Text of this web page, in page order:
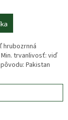
hrubozrnná
trvanlivosť: viď
Pakistan